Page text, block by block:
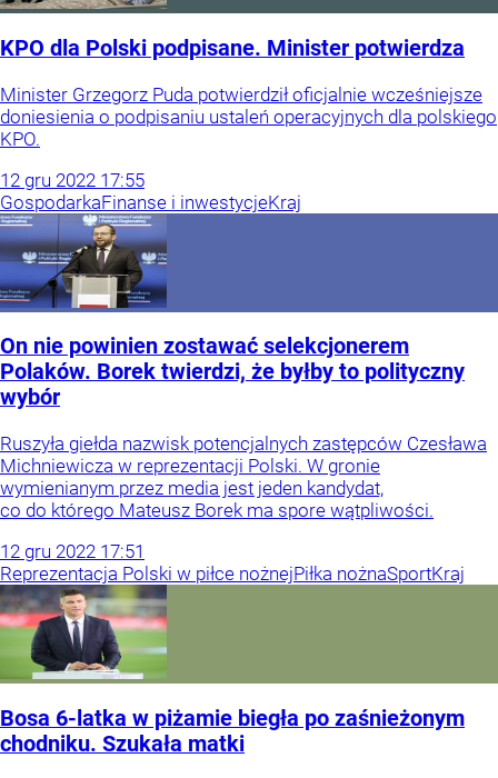
KPO dla Polski podpisane. Minister potwierdza
Minister Grzegorz Puda potwierdził oficjalnie wcześniejsze
doniesienia o podpisaniu ustaleń operacyjnych dla polskiego
KPO.
12 gru 2022 17:55
GospodarkaFinanse i inwestycjeKraj
On nie powinien zostawać selekcjonerem
Polaków. Borek twierdzi, że byłby to polityczny
wybór
Ruszyła giełda nazwisk potencjalnych zastępców Czesława
Michniewicza w reprezentacji Polski. W gronie
wymienianym przez media jest jeden kandydat,
co do którego Mateusz Borek ma spore wątpliwości.
12 gru 2022 17:51
Reprezentacja Polski w piłce nożnejPiłka nożnaSportKraj
Bosa 6-latka w piżamie biegła po zaśnieżonym
chodniku. Szukała matki